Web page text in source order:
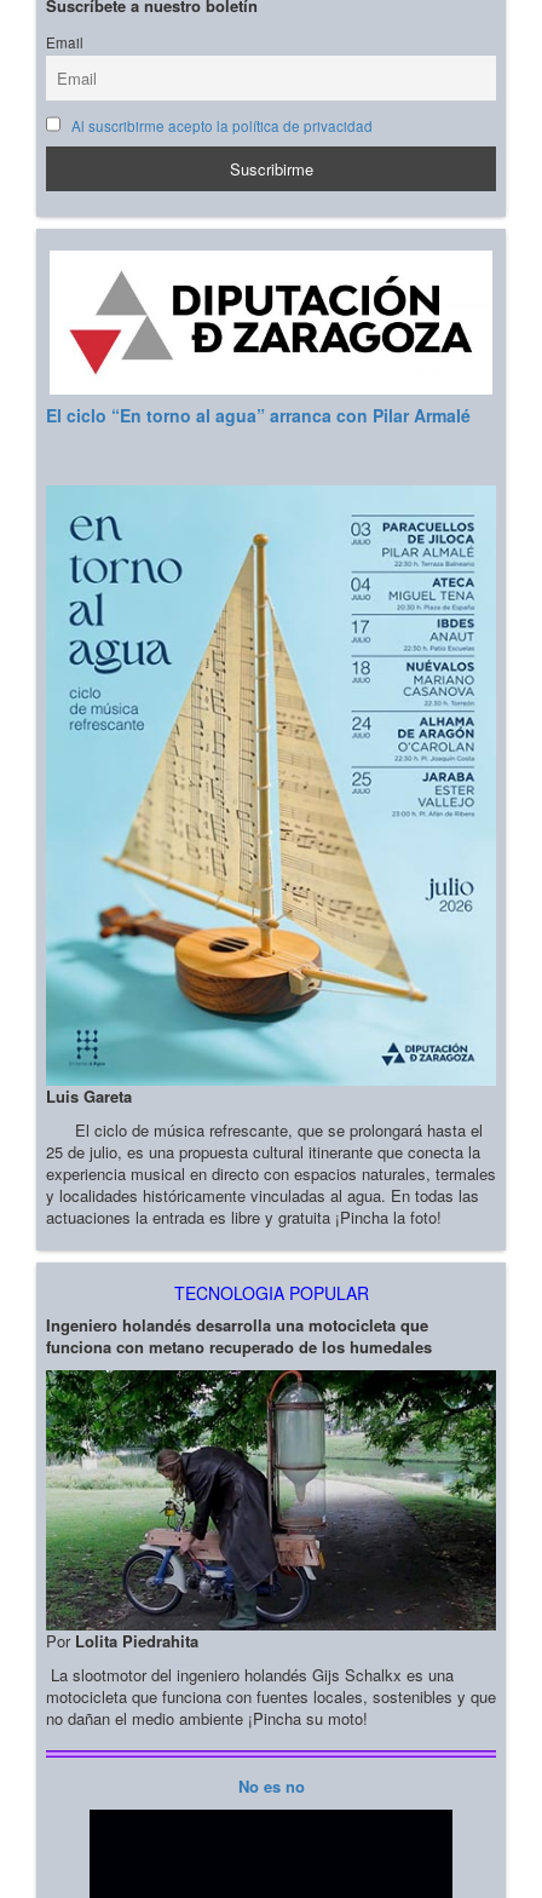
Suscríbete a nuestro boletín
Email
Al suscribirme acepto la política de privacidad
El ciclo “En torno al agua” arranca con Pilar Armalé
Luis Gareta
El ciclo de música refrescante, que se prolongará hasta el
25 de julio, es una propuesta cultural itinerante que conecta la
experiencia musical en directo con espacios naturales, termales
y localidades históricamente vinculadas al agua. En todas las
actuaciones la entrada es libre y gratuita ¡Pincha la foto!
TECNOLOGIA POPULAR
Ingeniero holandés desarrolla una motocicleta que
funciona con metano recuperado de los humedales
Por Lolita Piedrahita
La slootmotor del ingeniero holandés Gijs Schalkx es una
motocicleta que funciona con fuentes locales, sostenibles y que
no dañan el medio ambiente ¡Pincha su moto!
No es no